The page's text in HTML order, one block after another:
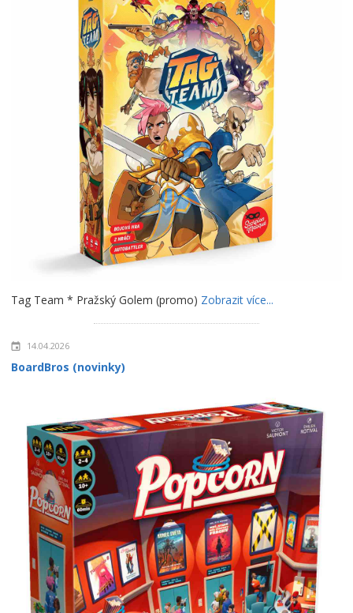
Tag Team * Pražský Golem (promo) Zobrazit více...
14.04.2026
BoardBros (novinky)